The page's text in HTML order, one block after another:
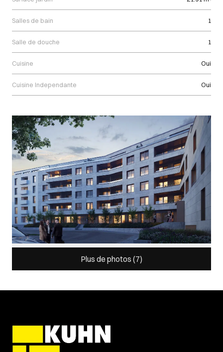
Salles de bain 1
Salle de douche 1
Cuisine Oui
Cuisine Independante Oui
Images Gallery
Plus de photos (7)